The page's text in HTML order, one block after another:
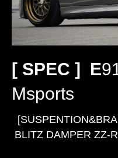
[ SPEC ] E
Msports
BLITZ DAMPER